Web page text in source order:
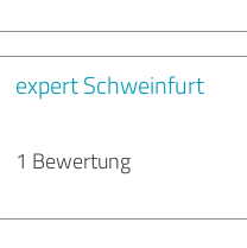
expert Schweinfurt
1 Bewertung